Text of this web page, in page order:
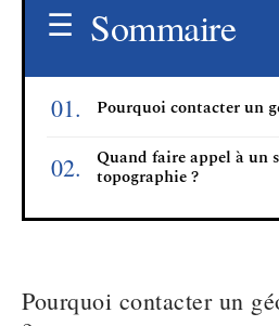
Sommaire
Pourquoi contacter un
Quand faire appel à un
topographie ?
Pourquoi contacter un